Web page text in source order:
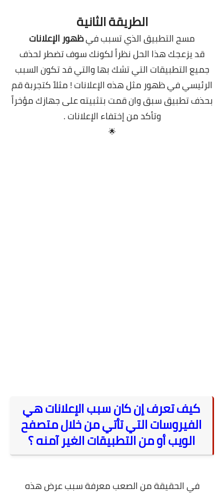
الطريقة الثانية
مسح التطبيق الذي تسبب فيظهور الإعلانات
قد يزعجك هذا الحل نظراً لكونك سوف تضطر لحذف
جميع التطبيقات التي تشك بها والتي قد تكون السبب
الرئيسي في ظهور مثل هذه الإعلانات !مثلاً كتجربة قم
بحذف تطبيق سبق وان قمت بتثبيته على جهازك مؤخراً
وتأكد من إختفاء الإعلانات .
🌟
كيف تعرف إن كان سبب الإعلانات هي
الفيروسات التي تأتي من خلال متصفح
الويب أو من التطبيقات الغير آمنه ؟
في الحقيقة من الصعب معرفة سبب عرض هذه